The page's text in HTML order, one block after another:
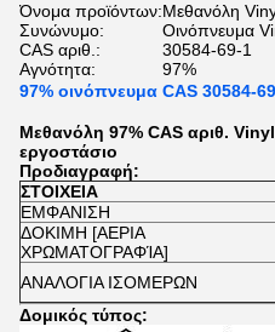
Όνομα προϊόντων:Μεθανόλη
Συνώνυμο:
Οινόπνευμα
CAS αριθ.:
30584-69-1
Αγνότητα:
97%
97% οινόπνευμα CAS 30584-
Μεθανόλη 97% CAS αριθ.
εργοστάσιο
Προδιαγραφή:
ΣΤΟΙΧΕΙΑ
ΕΜΦΑΝΙΣΗ
ΔΟΚΙΜΗ [ΑΕΡΙΑ
ΧΡΩΜΑΤΟΓΡΑΦΊΑ]
ΑΝΑΛΟΓΙΑ ΙΣΟΜΕΡΩΝ
Δομικός τύπος: